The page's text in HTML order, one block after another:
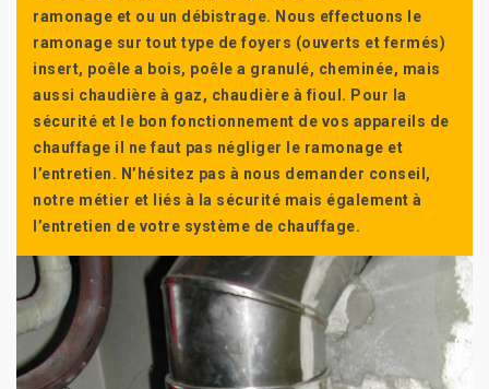
ramonage et ou un débistrage. Nous effectuons le
ramonage sur tout type de foyers (ouverts et fermés)
insert, poêle a bois, poêle a granulé, cheminée, mais
aussi chaudière à gaz, chaudière à fioul. Pour la
sécurité et le bon fonctionnement de vos appareils de
chauffage il ne faut pas négliger le ramonage et
l’entretien. N’hésitez pas à nous demander conseil,
notre métier et liés à la sécurité mais également à
l’entretien de votre système de chauffage.